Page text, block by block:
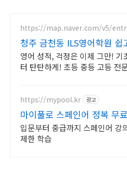
https://map.naver.com/v5/
청주 금천동 ILS영어학원 쉽
재미있게 배우는 영어
영어 성적, 걱정은 이제 그만! 기
터 탄탄하게! 초등 중등 고등 전
를 제공합니다.
https://mypool.kr 광고
마이풀로 스페인어 정복 무
시작하기
입문부터 중급까지 스페인어 강
제한 학습